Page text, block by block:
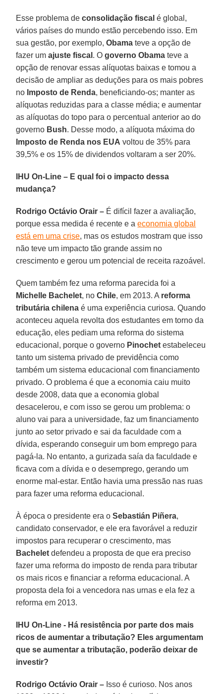
Esse problema deconsolidação fiscal é global,
vários países do mundo estão percebendo isso. Em
sua gestão, por exemplo,Obama teve a opção de
fazer umajuste fiscal . Ogoverno Obama teve a
opção de renovar essas alíquotas baixas e tomou a
decisão de ampliar as deduções para os mais pobres
no Imposto de Renda, beneficiando-os; manter as
alíquotas reduzidas para a classe média; e aumentar
as alíquotas do topo para o percentual anterior ao do
governo Bush. Desse modo, a alíquota máxima do
Imposto de Renda nos EUA voltou de 35% para
39,5% e os 15% de dividendos voltaram a ser 20%.
IHU On-Line – E qual foi o impacto dessa
mudança?
Rodrigo Octávio Orair – É difícil fazer a avaliação,
porque essa medida é recente e aeconomia global
está em uma crise, mas os estudos mostram que isso
não teve um impacto tão grande assim no
crescimento e gerou um potencial de receita razoável.
Quem também fez uma reforma parecida foi a
Michelle Bachelet, noChile, em 2013. A reforma
tributária chilena é uma experiência curiosa. Quando
aconteceu aquela revolta dos estudantes em torno da
educação, eles pediam uma reforma do sistema
educacional, porque o governo Pinochet estabeleceu
tanto um sistema privado de previdência como
também um sistema educacional com financiamento
privado. O problema é que a economia caiu muito
desde 2008, data que a economia global
desacelerou, e com isso se gerou um problema: o
aluno vai para a universidade, faz um financiamento
junto ao setor privado e sai da faculdade com a
dívida, esperando conseguir um bom emprego para
pagá-la. No entanto, a gurizada saía da faculdade e
ficava com a dívida e o desemprego, gerando um
enorme mal-estar. Então havia uma pressão nas ruas
para fazer uma reforma educacional.
À época o presidente era oSebastián Piñera,
candidato conservador, e ele era favorável a reduzir
impostos para recuperar o crescimento, mas
Bachelet defendeu a proposta de que era preciso
fazer uma reforma do imposto de renda para tributar
os mais ricos e financiar a reforma educacional. A
proposta dela foi a vencedora nas urnas e ela fez a
reforma em 2013.
IHU On-Line - Há resistência por parte dos mais
ricos de aumentar a tributação? Eles argumentam
que se aumentar a tributação, poderão deixar de
investir?
Rodrigo Octávio Orair – Isso é curioso. Nos anos